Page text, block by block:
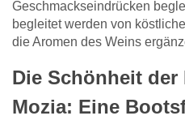
Geschmackseindrücken
begleitet werden von
die Aromen des Weins
Die Schönheit der
Mozia: Eine